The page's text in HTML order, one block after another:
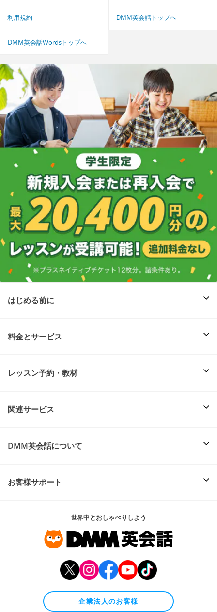
利用規約 DMM英会話トップへ
DMM英会話Wordsトップへ
はじめる前に
料金とサービス
レッスン予約・教材
関連サービス
DMM英会話について
お客様サポート
世界中とおしゃべりしよう
企業法人のお客様